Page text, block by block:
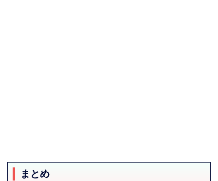
まとめ